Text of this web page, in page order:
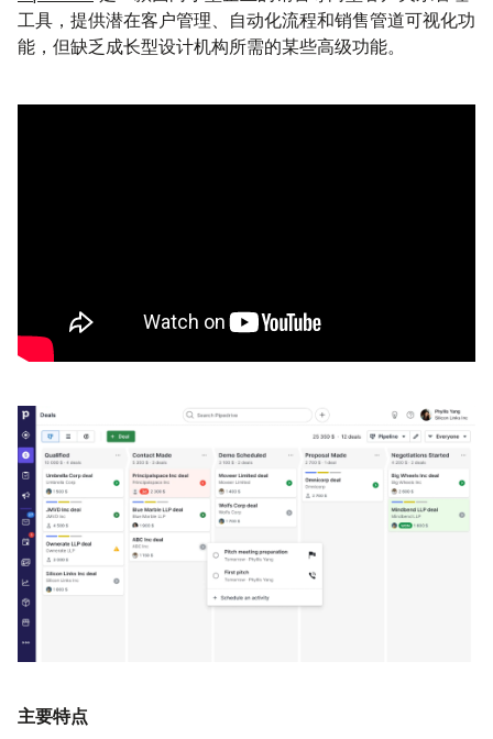
工具，提供潜在客户管理、自动化流程和销售管道可视化功
能，但缺乏成长型设计机构所需的某些高级功能。
主要特点